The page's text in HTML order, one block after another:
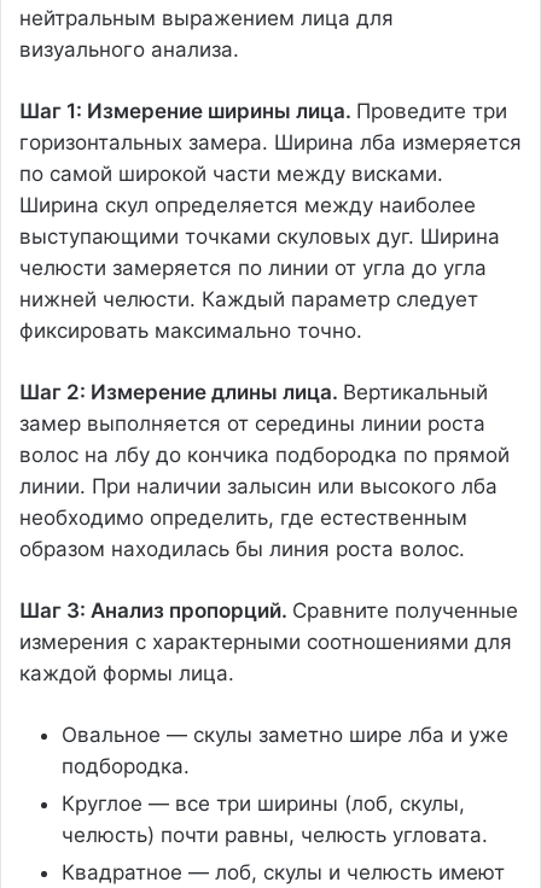
нейтральным выражением лица для
визуального анализа.
Шаг 1: Измерение ширины лица. Проведите три
горизонтальных замера. Ширина лба измеряется
по самой широкой части между висками.
Ширина скул определяется между наиболее
выступающими точками скуловых дуг. Ширина
челюсти замеряется по линии от угла до угла
нижней челюсти. Каждый параметр следует
фиксировать максимально точно.
Шаг 2: Измерение длины лица. Вертикальный
замер выполняется от середины линии роста
волос на лбу до кончика подбородка по прямой
линии. При наличии залысин или высокого лба
необходимо определить, где естественным
образом находилась бы линия роста волос.
Шаг 3: Анализ пропорций. Сравните полученные
измерения с характерными соотношениями для
каждой формы лица.
Овальное — скулы заметно шире лба и уже
подбородка.
Круглое — все три ширины (лоб, скулы,
челюсть) почти равны, челюсть угловата.
Квадратное — лоб, скулы и челюсть имеют